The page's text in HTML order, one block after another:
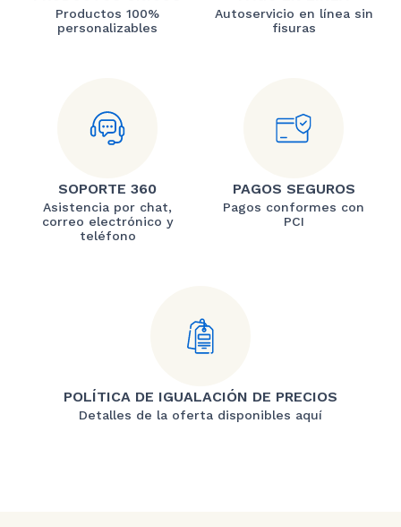
Productos 100%
personalizables
Autoservicio en línea sin
fisuras
SOPORTE 360
Asistencia por chat,
correo electrónico y
teléfono
PAGOS SEGUROS
Pagos conformes con
PCI
POLÍTICA DE IGUALACIÓN DE PRECIOS
Detalles de la oferta disponibles aquí